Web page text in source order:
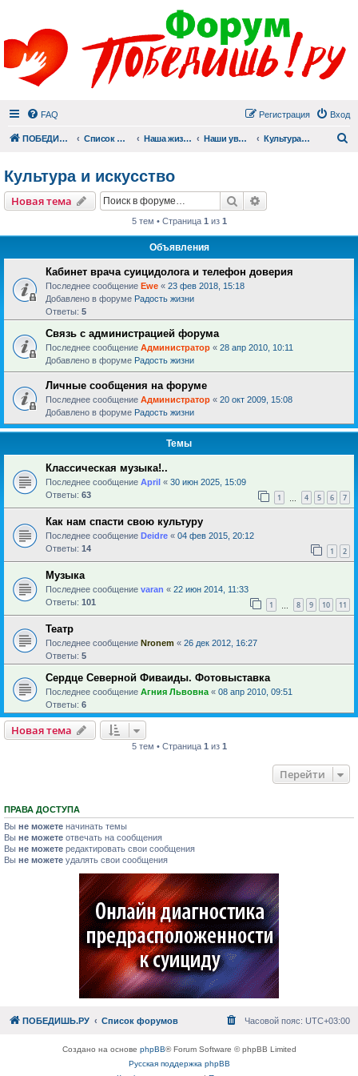
FAQ Вход
Регистрация
ПОБЕДИШЬ.РУ Список форумов Наша жизнь (не всё же о суициде!) Наши увлечения Культура и искусство
Культура и искусство
Новая тема Поиск
5 тем • Страница 1 из 1
Объявления
Кабинет врача суицидолога и телефон доверия
Последнее сообщение Ewe « 23 фев 2018, 15:18
Добавлено в форуме Радость жизни
Ответы: 5
Связь с администрацией форума
Последнее сообщение Администратор « 28 апр 2010, 10:11
Добавлено в форуме Радость жизни
Личные сообщения на форуме
Последнее сообщение Администратор « 20 окт 2009, 15:08
Добавлено в форуме Радость жизни
Темы
Классическая музыка!..
Последнее сообщение April « 30 июн 2025, 15:09
Ответы: 63 1 4 5 6 7
Как нам спасти свою культуру
Последнее сообщение Deidre « 04 фев 2015, 20:12
Ответы: 14 1 2
Музыка
Последнее сообщение varan « 22 июн 2014, 11:33
Ответы: 101 1 8 9 10 11
Театр
Последнее сообщение Nronem « 26 дек 2012, 16:27
Ответы: 5
Сердце Северной Фиваиды. Фотовыставка
Последнее сообщение Агния Львовна « 08 апр 2010, 09:51
Ответы: 6
Новая тема
5 тем • Страница 1 из 1
Перейти
ПРАВА ДОСТУПА
Вы не можете начинать темы
Вы не можете отвечать на сообщения
Вы не можете редактировать свои сообщения
Вы не можете удалять свои сообщения
ПОБЕДИШЬ.РУ Список форумов Часовой пояс: UTC+03:00
Создано на основе phpBB® Forum Software © phpBB Limited
Русская поддержка phpBB